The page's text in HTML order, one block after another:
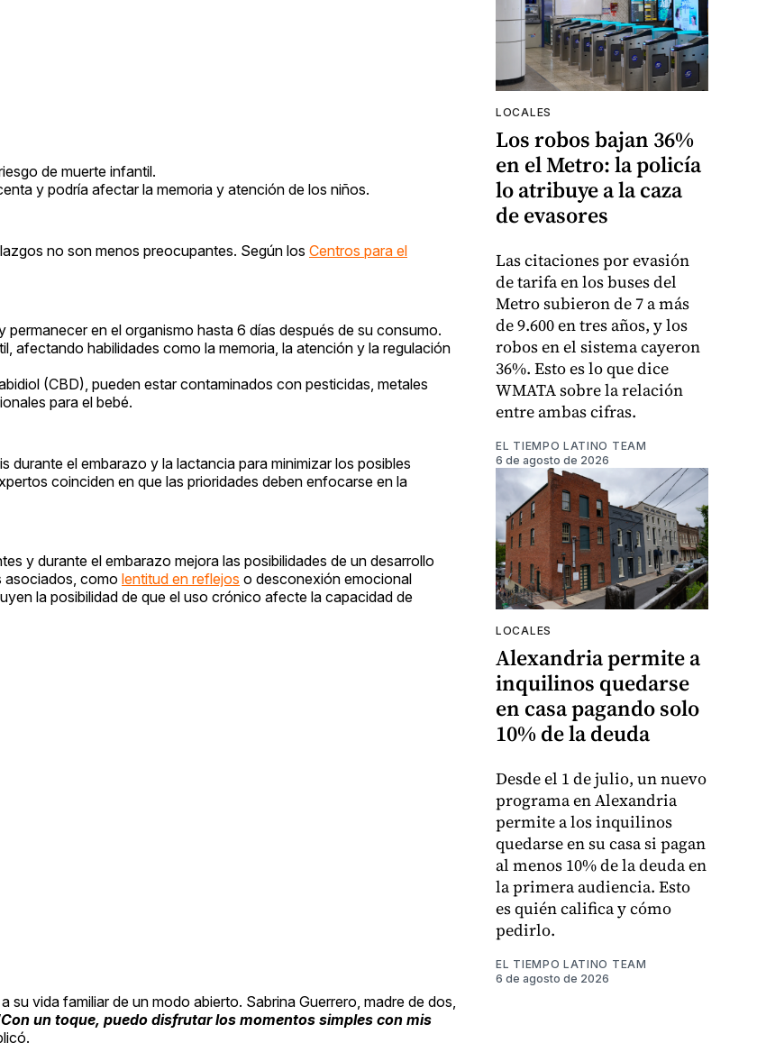
de muerte infantil.
y podría afectar la memoria y atención de los niños.
no son menos preocupantes. Según los Centros para el
en el organismo hasta 6 días después de su consumo.
afectando habilidades como la memoria, la atención y la regulación
(CBD), pueden estar contaminados con pesticidas, metales
para el bebé.
durante el embarazo y la lactancia para minimizar los posibles
coinciden en que las prioridades deben enfocarse en la
y durante el embarazo mejora las posibilidades de un desarrollo
asociados, como lentitud en reflejos o desconexión emocional
la posibilidad de que el uso crónico afecte la capacidad de
vida familiar de un modo abierto. Sabrina Guerrero, madre de dos,
un toque, puedo disfrutar los momentos simples con mis
LOCALES
Los robos bajan 36%
en el Metro: la policía
lo atribuye a la caza
de evasores
Las citaciones por evasión
de tarifa en los buses del
Metro subieron de 7 a más
de 9.600 en tres años, y los
robos en el sistema cayeron
36%. Esto es lo que dice
WMATA sobre la relación
entre ambas cifras.
EL TIEMPO LATINO TEAM
6 de agosto de 2026
LOCALES
Alexandria permite a
inquilinos quedarse
en casa pagando solo
10% de la deuda
Desde el 1 de julio, un nuevo
programa en Alexandria
permite a los inquilinos
quedarse en su casa si pagan
al menos 10% de la deuda en
la primera audiencia. Esto
es quién califica y cómo
pedirlo.
EL TIEMPO LATINO TEAM
6 de agosto de 2026